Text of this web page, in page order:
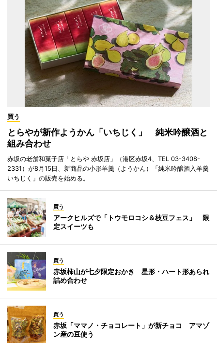
買う
とらやが新作ようかん「いちじく」 純米吟醸酒と
組み合わせ
赤坂の老舗和菓子店「とらや 赤坂店」（港区赤坂4、TEL 03-3408-
2331）が8月15日、新商品の小形羊羹（ようかん）「純米吟醸酒入羊羹
いちじく」の販売を始める。
買う
アークヒルズで「トウモロコシ＆枝豆フェス」 限
定スイーツも
買う
赤坂柿山が七夕限定おかき 星形・ハート形あられ
詰め合わせ
買う
赤坂「ママノ・チョコレート」が新チョコ アマゾ
ン産の豆使う